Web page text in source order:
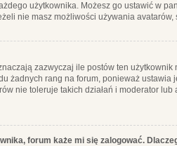
użytkownika. Możesz go ustawić w
nie masz możliwości używania
zazwyczaj ile postów ten
żadnych rang na forum, ponieważ
nie toleruje takich działań i moderator
forum każe mi się zalogować.